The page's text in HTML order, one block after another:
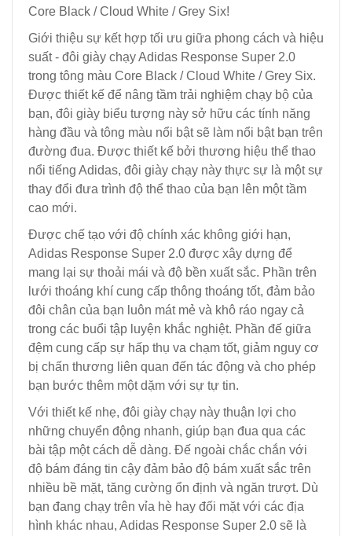
Core Black / Cloud White / Grey Six!
Giới thiệu sự kết hợp tối ưu giữa phong cách và hiệu
suất - đôi giày chạy Adidas Response Super 2.0
trong tông màu Core Black / Cloud White / Grey Six.
Được thiết kế để nâng tầm trải nghiệm chạy bộ của
bạn, đôi giày biểu tượng này sở hữu các tính năng
hàng đầu và tông màu nổi bật sẽ làm nổi bật bạn trên
đường đua. Được thiết kế bởi thương hiệu thể thao
nổi tiếng Adidas, đôi giày chạy này thực sự là một sự
thay đổi đưa trình độ thể thao của bạn lên một tầm
cao mới.
Được chế tạo với độ chính xác không giới hạn,
Adidas Response Super 2.0 được xây dựng để
mang lại sự thoải mái và độ bền xuất sắc. Phần trên
lưới thoáng khí cung cấp thông thoáng tốt, đảm bảo
đôi chân của bạn luôn mát mẻ và khô ráo ngay cả
trong các buổi tập luyện khắc nghiệt. Phần đế giữa
đệm cung cấp sự hấp thụ va chạm tốt, giảm nguy cơ
bị chấn thương liên quan đến tác động và cho phép
bạn bước thêm một dặm với sự tự tin.
Với thiết kế nhẹ, đôi giày chạy này thuận lợi cho
những chuyển động nhanh, giúp bạn đua qua các
bài tập một cách dễ dàng. Đế ngoài chắc chắn với
độ bám đáng tin cậy đảm bảo độ bám xuất sắc trên
nhiều bề mặt, tăng cường ổn định và ngăn trượt. Dù
bạn đang chạy trên vỉa hè hay đối mặt với các địa
hình khác nhau, Adidas Response Super 2.0 sẽ là